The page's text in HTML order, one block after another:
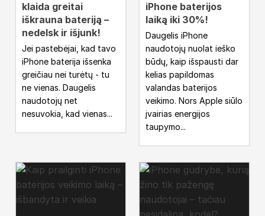
klaida greitai
iškrauna bateriją –
nedelsk ir išjunk!
Jei pastebėjai, kad tavo
iPhone baterija išsenka
greičiau nei turėtų - tu
ne vienas. Daugelis
naudotojų net
nesuvokia, kad vienas...
iPhone baterijos
laiką iki 30%!
Daugelis iPhone
naudotojų nuolat ieško
būdų, kaip išspausti dar
kelias papildomas
valandas baterijos
veikimo. Nors Apple siūlo
įvairias energijos
taupymo...